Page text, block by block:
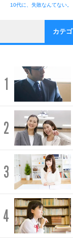
10代に、失敗なんてない。
カテ
1
2
3
4